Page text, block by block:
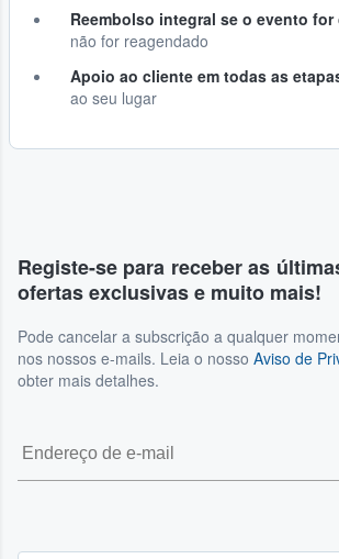
Reembolso integral se o evento for
não for reagendado
Apoio ao cliente em todas as
ao seu lugar
Registe-se para receber as
ofertas exclusivas e muito mais!
Pode cancelar a subscrição a qualquer
nos nossos e-mails. Leia o nosso Aviso de
obter mais detalhes.